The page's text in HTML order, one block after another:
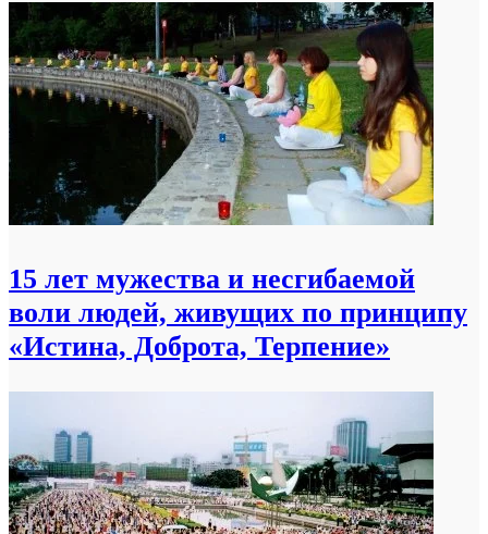
15 лет мужества и несгибаемой
воли людей, живущих по принципу
«Истина, Доброта, Терпение»